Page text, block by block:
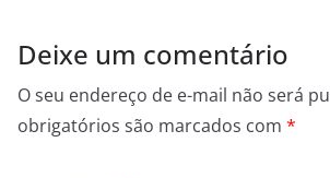
Deixe um comentário
O seu endereço de e-mail não será
obrigatórios são marcados com *